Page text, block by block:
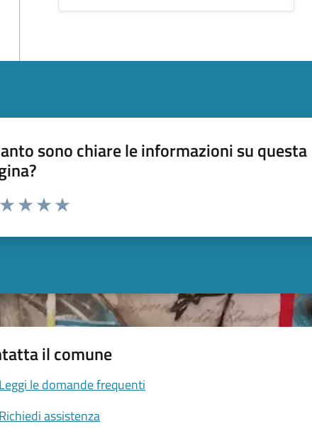
sono chiare le informazioni su questa
da 1 a 5 stelle la pagina
il comune
Leggi le domande frequenti
Richiedi assistenza